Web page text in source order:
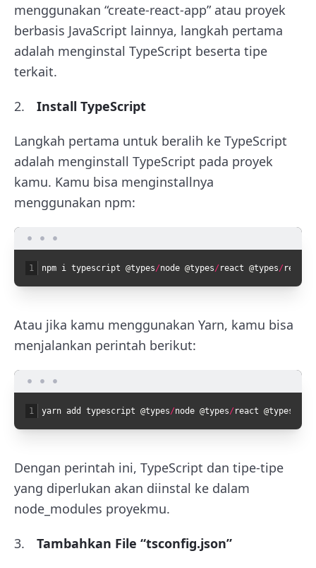
menggunakan “create-react-app” atau proyek
berbasis JavaScript lainnya, langkah pertama
adalah menginstal TypeScript beserta tipe
terkait.
Install TypeScript
Langkah pertama untuk beralih ke TypeScript
adalah menginstall TypeScript pada proyek
kamu. Kamu bisa menginstallnya
menggunakan npm:
1 npm i typescript @types/node @types/ react @types/ react
Atau jika kamu menggunakan Yarn, kamu bisa
menjalankan perintah berikut:
1 yarn add typescript @types/node @types/ react @types
Dengan perintah ini, TypeScript dan tipe-tipe
yang diperlukan akan diinstal ke dalam
node_modules proyekmu.
Tambahkan File “tsconfig.json”